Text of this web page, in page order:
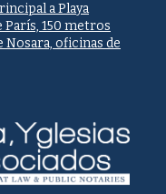
a Playa
París, 150 metros
Nosara, oficinas de